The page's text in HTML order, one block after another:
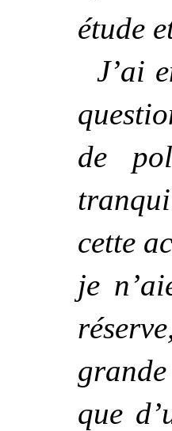
étude
J’ai
de
cette
je
que